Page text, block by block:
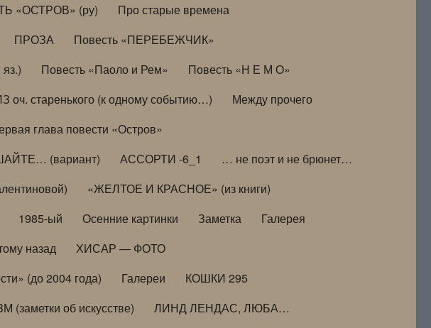
«ОСТРОВ» (ру)
Про старые времена
ПРОЗА
Повесть «ПЕРЕБЕЖЧИК»
Повесть «Паоло и Рем»
Повесть «Н Е М О»
оч. старенького (к одному событию…)
Между прочего
глава повести «Остров»
(вариант) АССОРТИ -6_1
… не поэт и не брюнет…
«ЖЕЛТОЕ И КРАСНОЕ» (из книги)
1985-ый Осенние картинки Заметка
Галерея
назад
ХИСАР — ФОТО
(до 2004 года) Галереи
КОШКИ 295
об искусстве)
ЛИНД ЛЕНДАС, ЛЮБА…